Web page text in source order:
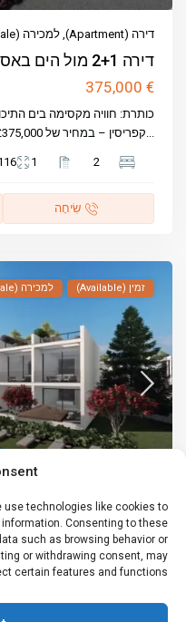
use technologies like cookies to
Consenting to these
such as browsing behavior or
or withdrawing consent, may
certain features and functions.
דירה (Apartment) ,למכירה (For Sale)
דירה 2+1 מול הים באסנטפה, קפריסין
€ 375,000
קפריסין – במחיר של £375,000...
2
1
m
שִׂיחָה
למכירה (For Sale) זמין (Available)
דירה (Apartment) לופט (Loft)
Sale)
סטודיו Havaii באסנטפה, צפון קפריסין